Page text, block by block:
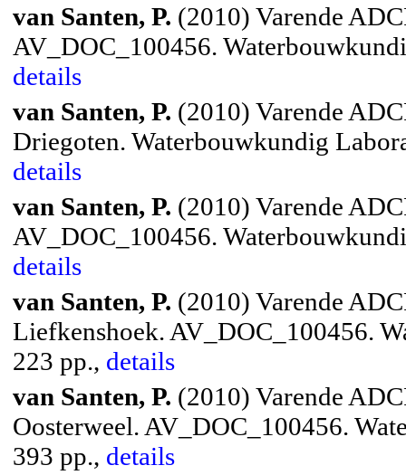
van Santen, P. (2010) Varende
AV_DOC_100456.
details
van Santen, P. (2010) Varende
Driegoten. Waterbouwkundig
details
van Santen, P. (2010) Varende
AV_DOC_100456.
details
van Santen, P. (2010) Varende
Liefkenshoek. AV_DOC_100456.
223 pp., details
van Santen, P. (2010) Varende
Oosterweel. AV_DOC_100456.
393 pp., details